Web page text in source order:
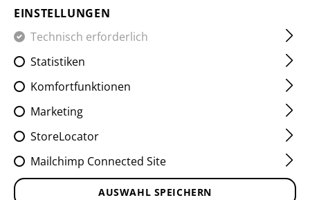
QA TWO POINT SLING QD
SWIVEL
EINSTELLUNGEN
Technisch erforderlich
Statistiken
Komfortfunktionen
Marketing
StoreLocator
Mailchimp Connected Site
AUSWAHL SPEICHERN